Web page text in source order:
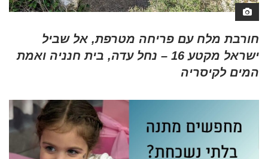
חורבת מלח עם פריחה מטרפת, אל שביל
ישראל מקטע 16 – נחל עדה, בית חנניה ואמת
המים לקיסריה